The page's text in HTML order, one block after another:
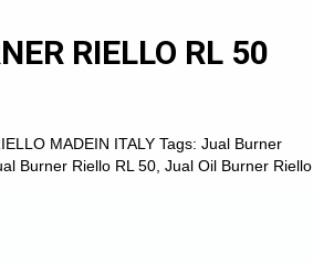
RIELLO RL 50
MADEIN ITALY Tags:Jual Burner
Burner Riello RL 50 ,Jual Oil Burner Riello